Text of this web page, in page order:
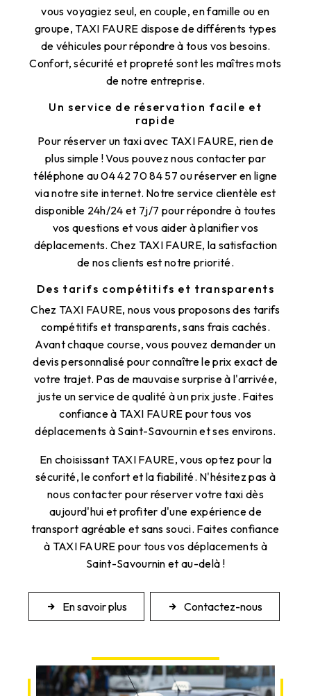
vous voyagiez seul, en couple, en famille ou en
groupe, TAXI FAURE dispose de différents types
de véhicules pour répondre à tous vos besoins.
Confort, sécurité et propreté sont les maîtres mots
de notre entreprise.
Un service de réservation facile et
rapide
Pour réserver un taxi avec TAXI FAURE, rien de
plus simple ! Vous pouvez nous contacter par
téléphone au 04 42 70 84 57 ou réserver en ligne
via notre site internet. Notre service clientèle est
disponible 24h/24 et 7j/7 pour répondre à toutes
vos questions et vous aider à planifier vos
déplacements. Chez TAXI FAURE, la satisfaction
de nos clients est notre priorité.
Des tarifs compétitifs et transparents
Chez TAXI FAURE, nous vous proposons des tarifs
compétitifs et transparents, sans frais cachés.
Avant chaque course, vous pouvez demander un
devis personnalisé pour connaître le prix exact de
votre trajet. Pas de mauvaise surprise à l'arrivée,
juste un service de qualité à un prix juste. Faites
confiance à TAXI FAURE pour tous vos
déplacements à Saint-Savournin et ses environs.
En choisissant TAXI FAURE, vous optez pour la
sécurité, le confort et la fiabilité. N'hésitez pas à
nous contacter pour réserver votre taxi dès
aujourd'hui et profiter d'une expérience de
transport agréable et sans souci. Faites confiance
à TAXI FAURE pour tous vos déplacements à
Saint-Savournin et au-delà !
En savoir plus Contactez-nous